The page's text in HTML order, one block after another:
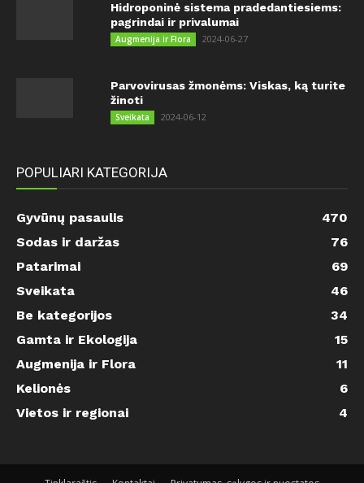
Hidroponinė sistema pradedantiesiems:
pagrindai ir privalumai
Augmenija ir Flora 2024-06-27
Parvovirusas žmonėms: Viskas, ką turite
žinoti
Sveikata 2024-06-12
POPULIARI KATEGORIJA
Gyvūnų pasaulis
470
Sodas ir daržas
76
Patarimai
69
Sveikata
46
Be kategorijos
34
Gamta ir Ekologija
15
Augmenija ir Flora
11
Kelionės
6
Vietos ir regionai
4